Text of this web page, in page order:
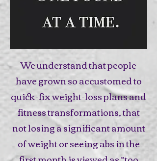
We understand that people
have grown so accustomed to
quick-fix weight-loss plans and
fitness transformations, that
not losing a significant amount
of weight or seeing abs in the